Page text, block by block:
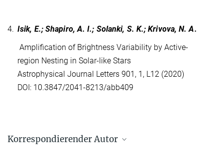
4. Isik, E.; Shapiro, A. I.; Solanki, S. K.; Krivova, N. A.
Amplification of Brightness Variability by Active-
region Nesting in Solar-like Stars
Astrophysical Journal Letters 901, 1, L12 (2020)
DOI: 10.3847/2041-8213/abb409
Korrespondierender Autor